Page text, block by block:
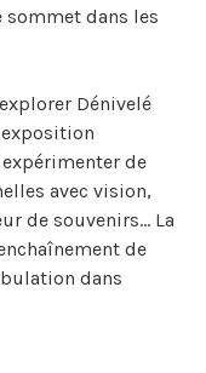
sommet dans les
Dénivelé
de
avec vision,
de souvenirs… La
de
dans